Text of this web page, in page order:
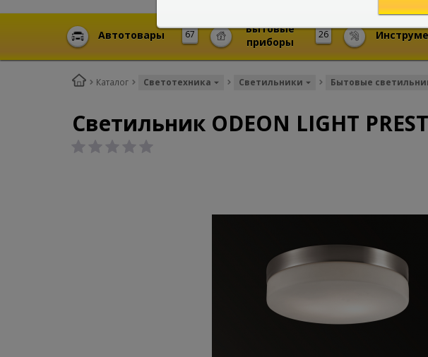
67
Автотовары 26
Бытовые
приборы
Каталог Светотехника Светильники Бытовые
Светильник ODEON LIGHT